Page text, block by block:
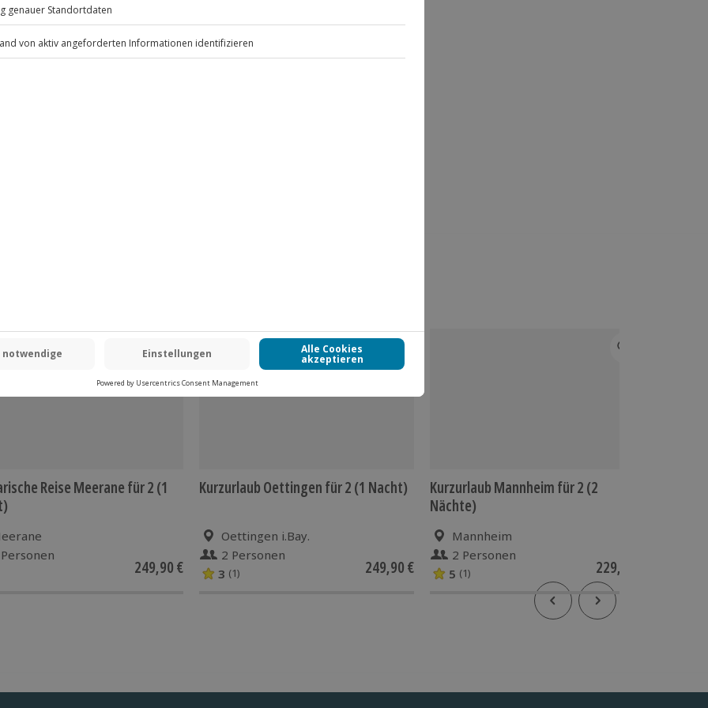
anfallen (die Kosten sind vor
Reise Meerane für 2 (1
249,90 €
-15% CLUB DEAL
Kurzurlaub Oettingen für 2 (1 Nacht)
Oettingen i.Bay.
2 Personen
3 (1) 249,90 €
Kurzurlaub Mannheim für 2 (2
Nächte)
Mannheim
2 Personen
5 (1) 229,90 €